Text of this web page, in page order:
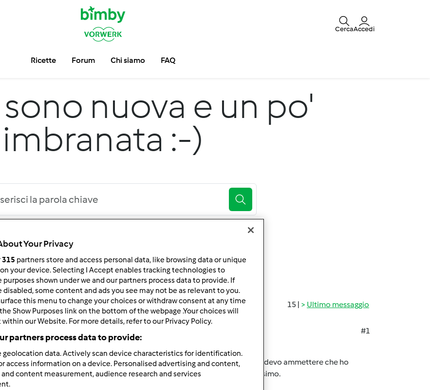
CercaAccedi
Ricette Forum Chi siamo FAQ
sono nuova e un po'
imbranata :-)
più recenti
10
15 | Ultimo messaggio
#1
ciao a tutte voi!
da pochi giorni il Bimby. Sono molto contenta dell'acquisto fatto ma devo ammettere che ho
ad usarlo Spero però nel vostro aiuto per poterlo sfruttare al massimo.
Your Privacy
315 partners store and access personal data, like browsing data or unique
your device. Selecting I Accept enables tracking technologies to
shown under we and our partners process data to provide. If
disabled, some content and ads you see may not be as relevant to you.
this menu to change your choices or withdraw consent at any time
Show Purposes link on the bottom of the webpage .Your choices will
our Website. For more details, refer to our Privacy Policy.
partners process data to provide:
geolocation data. Actively scan device characteristics for identification.
access information on a device. Personalised advertising and content,
content measurement, audience research and services